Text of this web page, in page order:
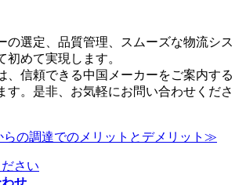
の選定、品質管理、スムーズな物流シス
初めて実現します。
、信頼できる中国メーカーをご案内する
す。是非、お気軽にお問い合わせくださ
らの調達でのメリットとデメリット≫
ださい
わせ